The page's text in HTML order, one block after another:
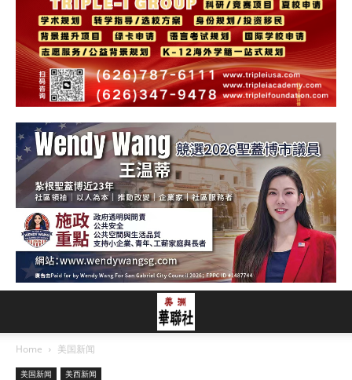
Home 美国新闻
美国新闻 美西新闻